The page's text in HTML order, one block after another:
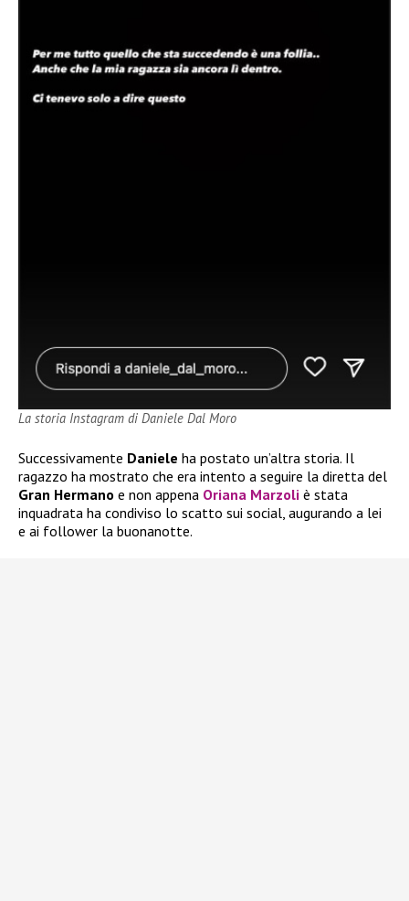
La storia Instagram di Daniele Dal Moro
Successivamente Daniele ha postato un’altra storia. Il
ragazzo ha mostrato che era intento a seguire la diretta del
Gran Hermano e non appena Oriana Marzoli è stata
inquadrata ha condiviso lo scatto sui social, augurando a lei
e ai follower la buonanotte.